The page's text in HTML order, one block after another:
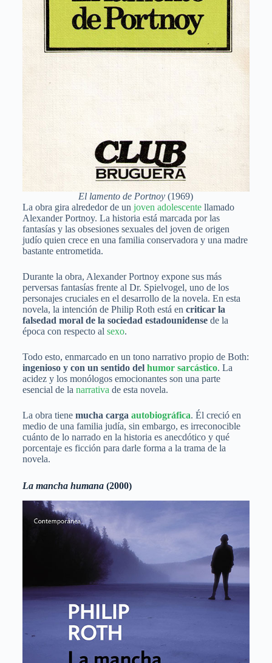
El lamento de Portnoy (1969)
La obra gira alrededor de un joven adolescente llamado
Alexander Portnoy. La historia está marcada por las
fantasías y las obsesiones sexuales del joven de origen
judío quien crece en una familia conservadora y una madre
bastante entrometida.
Durante la obra, Alexander Portnoy expone sus más
perversas fantasías frente al Dr. Spielvogel, uno de los
personajes cruciales en el desarrollo de la novela. En esta
novela, la intención de Philip Roth está en criticar la
falsedad moral de la sociedad estadounidensede la
época con respecto al sexo.
Todo esto, enmarcado en un tono narrativo propio de Both:
ingenioso y con un sentido del humor sarcástico. La
acidez y los monólogos emocionantes son una parte
esencial de la narrativa de esta novela.
La obra tiene mucha carga autobiográfica. Él creció en
medio de una familia judía, sin embargo, es irreconocible
cuánto de lo narrado en la historia es anecdótico y qué
porcentaje es ficción para darle forma a la trama de la
novela.
La mancha humana(2000)